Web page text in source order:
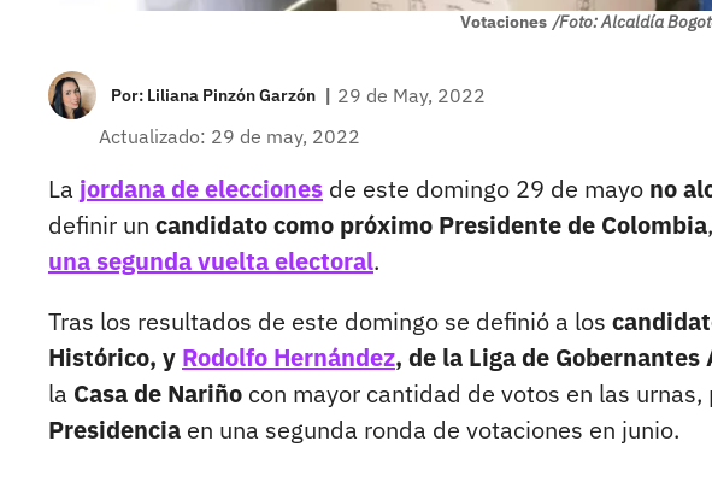
Votaciones /Foto: Alcaldía
Por: Liliana Pinzón Garzón | 29 de May, 2022
Actualizado: 29 de may, 2022
La jordana de elecciones de este domingo 29 de mayo no
definir un candidato como próximo Presidente de Colombia
una segunda vuelta electoral.
Tras los resultados de este domingo se definió a los
Histórico, y Rodolfo Hernández, de la Liga de
la Casa de Nariño con mayor cantidad de votos en las urnas,
Presidencia en una segunda ronda de votaciones en junio.